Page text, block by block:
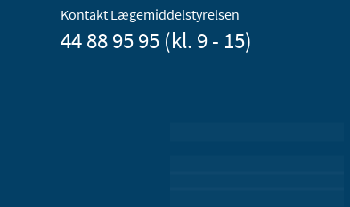
Kontakt Lægemiddelstyrelsen
44 88 95 95 (kl. 9 - 15)